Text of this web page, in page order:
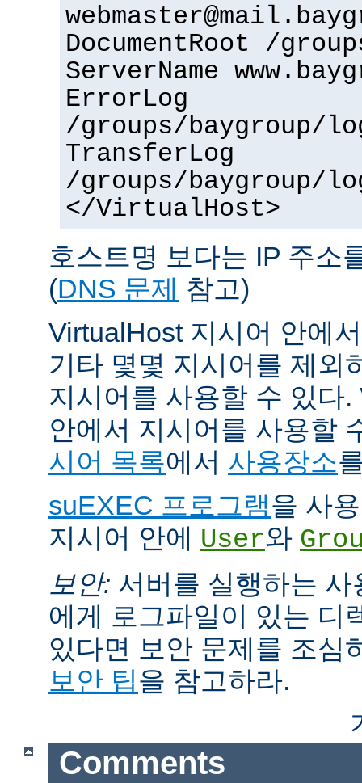
DocumentRoot /
ServerName
ErrorLog
/groups/baygroup/
TransferLog
/groups/baygroup/
</VirtualHost>
호스트명 보다는 IP 주소
(DNS 문제 참고)
VirtualHost 지시어 안에
기타 몇몇 지시어를 제외
지시어를 사용할 수 있다
안에서 지시어를 사용할
시어 목록에서 사용장소
suEXEC 프로그램을 사
지시어 안에 User와
보안: 서버를 실행하는
에게 로그파일이 있는 디
있다면 보안 문제를 조심
보안 팁을 참고하라.
Comments